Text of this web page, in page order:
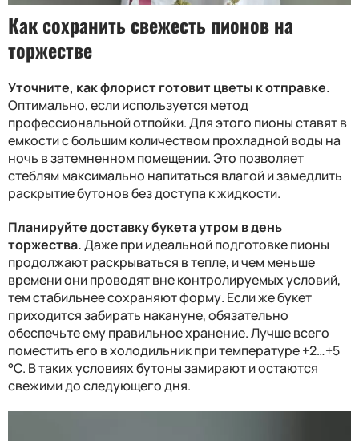
Как сохранить свежесть пионов на
торжестве
Уточните, как флорист готовит цветы к отправке.
Оптимально, если используется метод
профессиональной отпойки. Для этого пионы ставят в
емкости с большим количеством прохладной воды на
ночь в затемненном помещении. Это позволяет
стеблям максимально напитаться влагой и замедлить
раскрытие бутонов без доступа к жидкости.
Планируйте доставку букета утром в день
торжества.Даже при идеальной подготовке пионы
продолжают раскрываться в тепле, и чем меньше
времени они проводят вне контролируемых условий,
тем стабильнее сохраняют форму. Если же букет
приходится забирать накануне, обязательно
обеспечьте ему правильное хранение. Лучше всего
поместить его в холодильник при температуре +2…+5
°C. В таких условиях бутоны замирают и остаются
свежими до следующего дня.